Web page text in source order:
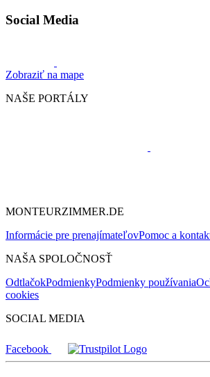
Social Media
Zobraziť na mape
NAŠE PORTÁLY
MONTEURZIMMER.DE
Informácie pre prenajímateľovPomoc a
NAŠA SPOLOČNOSŤ
OdtlačokPodmienkyPodmienky používania
cookies
SOCIAL MEDIA
Facebook